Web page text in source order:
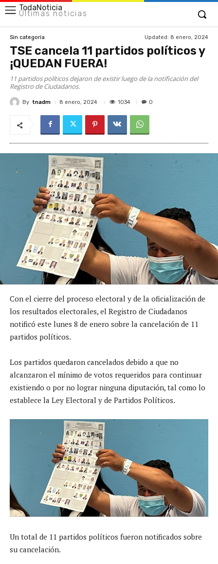
TodaNoticia
Últimas noticias
Sin categoría Updated: 8 enero, 2024
TSE cancela 11 partidos políticos y
¡QUEDAN FUERA!
11 partidos políticos dejaron de existir luego de la notificación del
Registro de Ciudadanos.
By tnadm 8 enero, 2024 1034 0
Con el cierre del proceso electoral y de la oficialización de
los resultados electorales, el Registro de Ciudadanos
notificó este lunes 8 de enero sobre la cancelación de 11
partidos políticos.
Los partidos quedaron cancelados debido a que no
alcanzaron el mínimo de votos requeridos para continuar
existiendo o por no lograr ninguna diputación, tal como lo
establece la Ley Electoral y de Partidos Políticos.
Un total de 11 partidos políticos fueron notificados sobre
su cancelación.